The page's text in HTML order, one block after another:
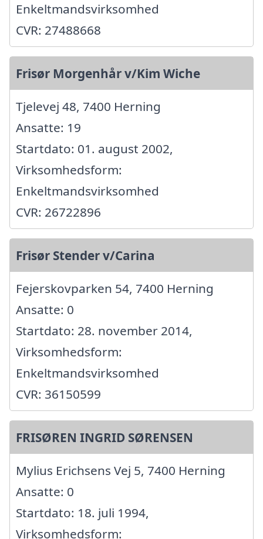
Enkeltmandsvirksomhed
CVR: 27488668
Frisør Morgenhår v/Kim Wiche
Tjelevej 48, 7400 Herning
Ansatte: 19
Startdato: 01. august 2002,
Virksomhedsform:
Enkeltmandsvirksomhed
CVR: 26722896
Frisør Stender v/Carina
Fejerskovparken 54, 7400 Herning
Ansatte: 0
Startdato: 28. november 2014,
Virksomhedsform:
Enkeltmandsvirksomhed
CVR: 36150599
FRISØREN INGRID SØRENSEN
Mylius Erichsens Vej 5, 7400 Herning
Ansatte: 0
Startdato: 18. juli 1994,
Virksomhedsform: